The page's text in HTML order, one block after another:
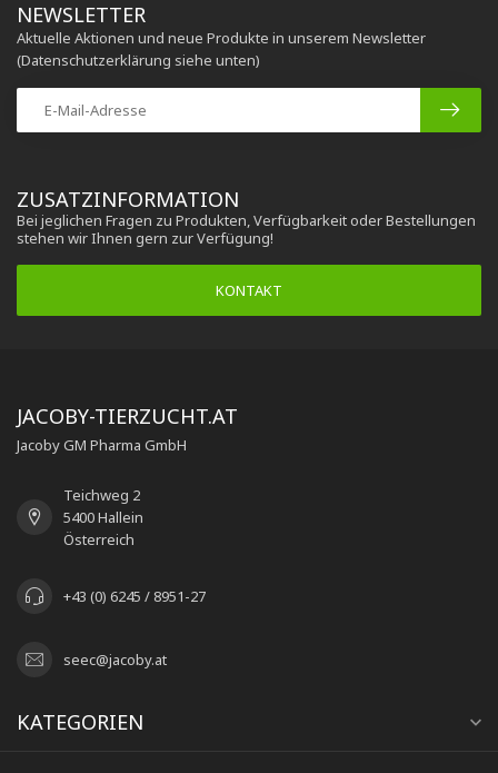
ZUSATZINFORMATION
Bei jeglichen Fragen zu Produkten, Verfügbarkeit oder Bestellungen
stehen wir Ihnen gern zur Verfügung!
KONTAKT
NEWSLETTER
Aktuelle Aktionen und neue Produkte in unserem Newsletter
(Datenschutzerklärung siehe unten)
JACOBY-TIERZUCHT.AT
Jacoby GM Pharma GmbH
Teichweg 2
5400 Hallein
Österreich
+43 (0) 6245 / 8951-27
seec@jacoby.at
KATEGORIEN